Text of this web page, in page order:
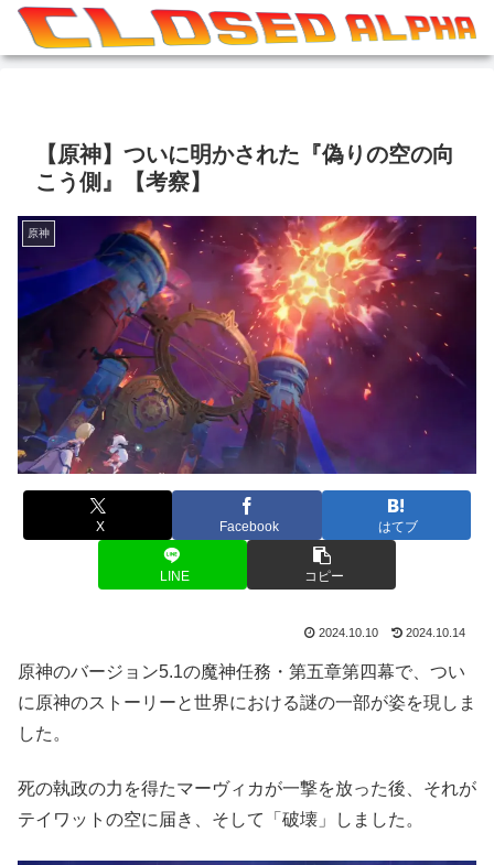
【原神】ついに明かされた『偽りの空の向
こう側』【考察】
原神
X Facebook はてブ
LINE コピー
2024.10.10 2024.10.14
原神のバージョン5.1の魔神任務・第五章第四幕で、つい
に原神のストーリーと世界における謎の一部が姿を現しま
した。
死の執政の力を得たマーヴィカが一撃を放った後、それが
テイワットの空に届き、そして「破壊」しました。